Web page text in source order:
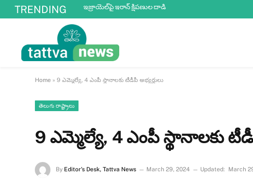
TRENDING
ఇజ్రాయెల్‌పై ఇరాన్ క్షిపణుల దాడి
Home » 9 ఎమ్మెల్యే, 4 ఎంపీ స్థానాలకు టీడీపీ అభ్యర్థులు
తెలుగు రాష్ట్రాలు
9 ఎమ్మెల్యే, 4 ఎంపీ స్థానాలకు
By Editor's Desk, Tattva News March 29, 2024 Updated: March